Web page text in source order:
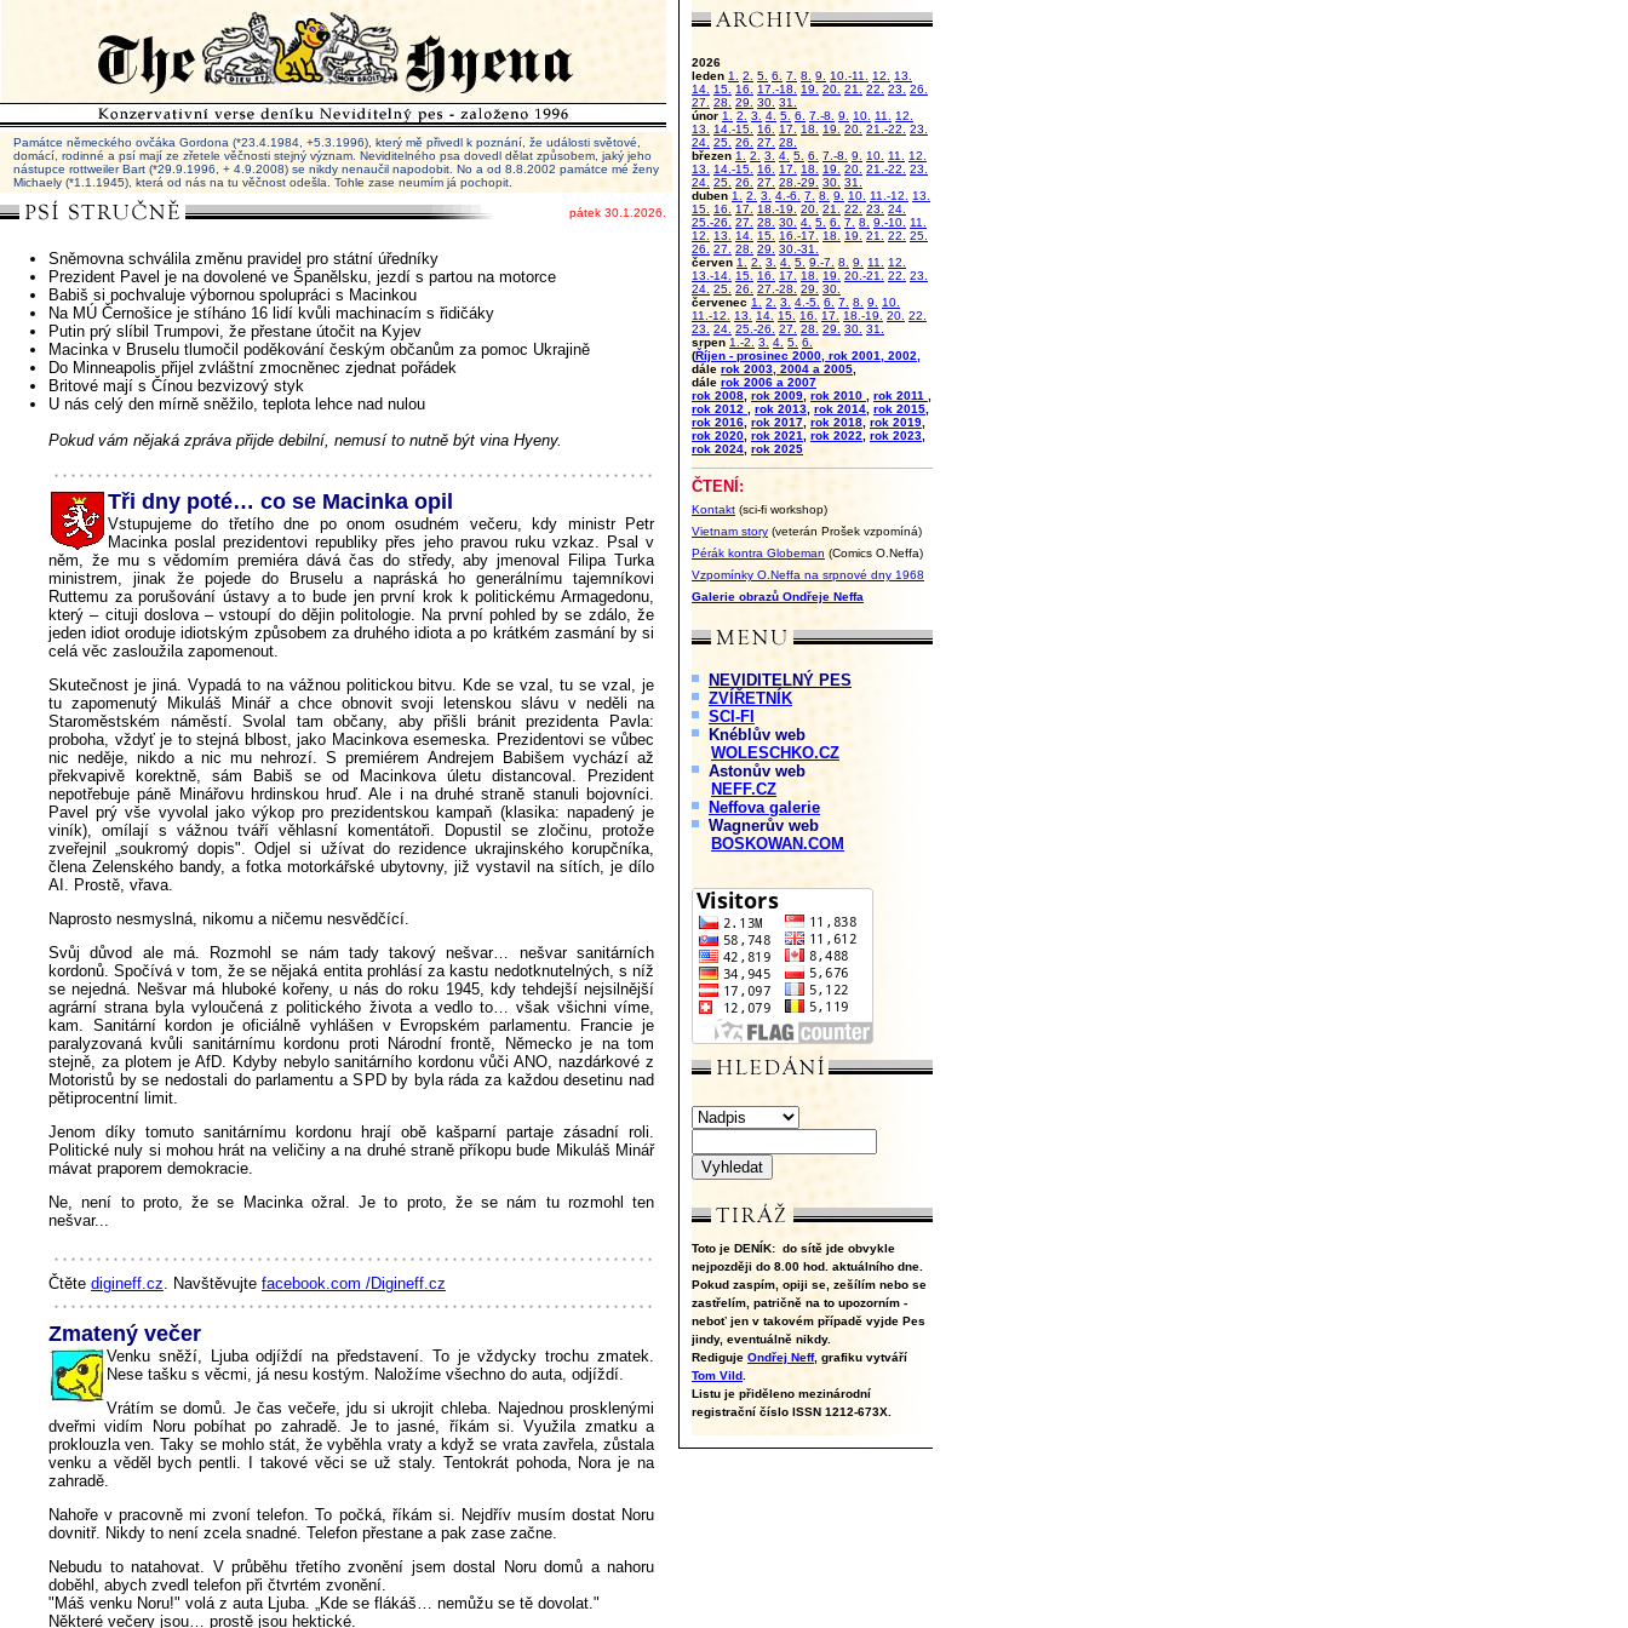
2026
leden 1. 2. 5. 6. 7. 8. 9. 10.-11. 12.
13.
14.
15. 16. 17.-18. 19. 20. 21. 22. 23.
26.
27.
28. 29. 30. 31.
únor 1. 2. 3. 4. 5. 6. 7.-8. 9. 10. 11.
12.
13.
14.-15. 16. 17. 18. 19. 20. 21.-22.
23.
24. 25. 26. 27.
28.
březen 1. 2. 3. 4. 5. 6. 7.-8. 9. 10. 11.
12.
13.
14.-15. 16. 17. 18. 19. 20. 21.-22.
23.
24. 25. 26. 27. 28.-29. 30. 31.
duben 1. 2. 3. 4.-6. 7. 8. 9. 10. 11.-12.
13.
15.
16. 17. 18.-19. 20. 21. 22. 23.
24.
25.-26.
27. 28. 30. 4. 5. 6. 7. 8. 9.-10.
11.
12.
13. 14. 15. 16.-17. 18. 19. 21. 22.
25.
26.
27. 28. 29.
30.-31.
červen 1. 2. 3. 4. 5. 9.-7. 8. 9. 11.
12.
13.-14.
15. 16. 17. 18. 19. 20.-21. 22.
23.
24. 25. 26. 27.-28. 29.
30.
červenec 1. 2. 3. 4.-5. 6. 7. 8. 9.
10.
11.-12.
13. 14. 15. 16. 17. 18.-19. 20. 22.
23.
24. 25.-26. 27. 28. 29. 30. 31.
srpen 1.-2. 3. 4. 5. 6.
(Říjen - prosinec 2000, rok 2001, 2002,
dále rok 2003, 2004 a 2005
dále rok 2006 a 2007
rok 2008 rok 2009 rok 2010 rok 2011
rok 2012
rok 2013 rok 2014 rok 2015
rok 2016 rok 2017 rok 2018 rok 2019
rok 2020 rok 2021 rok 2022 rok 2023
rok 2024 rok 2025
ČTENÍ:
Kontakt (sci-fi workshop)
Vietnam story (veterán Prošek vzpomíná)
Pérák kontra Globeman (Comics O.Neffa)
Vzpomínky O.Neffa na srpnové dny 1968
Galerie obrazů Ondřeje Neffa
NEVIDITELNÝ PES
ZVÍŘETNÍK
SCI-FI
Knéblův web
WOLESCHKO.CZ
Astonův web
NEFF.CZ
Neffova galerie
Wagnerův web
BOSKOWAN.COM
Toto je DENÍK: do sítě jde obvykle
nejpozději do 8.00 hod. aktuálního dne.
Pokud zaspím, opiji se, zešílím nebo se
zastřelím, patričně na to upozorním -
neboť jen v takovém případě vyjde Pes
jindy, eventuálně nikdy.
Rediguje Ondřej Neff, grafiku vytváří
Tom Vild
Listu je přiděleno mezinárodní
registrační číslo ISSN 1212-673X.
Památce německého ovčáka Gordona (*23.4.1984, +5.3.1996), který mě přivedl k poznání, že události světové,
domácí, rodinné a psí mají ze zřetele věčnosti stejný význam. Neviditelného psa dovedl dělat způsobem, jaký jeho
nástupce rottweiler Bart (*29.9.1996, + 4.9.2008) se nikdy nenaučil napodobit. No a od 8.8.2002 památce mé ženy
Michaely (*1.1.1945), která od nás na tu věčnost odešla. Tohle zase neumím já pochopit.
pátek 30.1.2026.
Sněmovna schválila změnu pravidel pro státní úředníky
Prezident Pavel je na dovolené ve Španělsku, jezdí s partou na motorce
Babiš si pochvaluje výbornou spolupráci s Macinkou
Na MÚ Černošice je stíháno 16 lidí kvůli machinacím s řidičáky
Putin prý slíbil Trumpovi, že přestane útočit na Kyjev
Macinka v Bruselu tlumočil poděkování českým občanům za pomoc Ukrajině
Do Minneapolis přijel zvláštní zmocněnec zjednat pořádek
Britové mají s Čínou bezvizový styk
U nás celý den mírně sněžilo, teplota lehce nad nulou
Pokud vám nějaká zpráva přijde debilní, nemusí to nutně být vina Hyeny.
Tři dny poté… co se Macinka opil
Vstupujeme do třetího dne po onom osudném večeru, kdy ministr Petr
Macinka poslal prezidentovi republiky přes jeho pravou ruku vzkaz. Psal v
něm, že mu s vědomím premiéra dává čas do středy, aby jmenoval Filipa Turka
ministrem, jinak že pojede do Bruselu a napráská ho generálnímu tajemníkovi
Ruttemu za porušování ústavy a to bude jen první krok k politickému Armagedonu,
který – cituji doslova – vstoupí do dějin politologie. Na první pohled by se zdálo, že
jeden idiot oroduje idiotským způsobem za druhého idiota a po krátkém zasmání by si
celá věc zasloužila zapomenout.
Skutečnost je jiná. Vypadá to na vážnou politickou bitvu. Kde se vzal, tu se vzal, je
tu zapomenutý Mikuláš Minář a chce obnovit svoji letenskou slávu v neděli na
Staroměstském náměstí. Svolal tam občany, aby přišli bránit prezidenta Pavla:
proboha, vždyť je to stejná blbost, jako Macinkova esemeska. Prezidentovi se vůbec
nic neděje, nikdo a nic mu nehrozí. S premiérem Andrejem Babišem vychází až
překvapivě korektně, sám Babiš se od Macinkova úletu distancoval. Prezident
nepotřebuje páně Minářovu hrdinskou hruď. Ale i na druhé straně stanuli bojovníci.
Pavel prý vše vyvolal jako výkop pro prezidentskou kampaň (klasika: napadený je
viník), omílají s vážnou tváří věhlasní komentátoři. Dopustil se zločinu, protože
zveřejnil „soukromý dopis". Odjel si užívat do rezidence ukrajinského korupčníka,
člena Zelenského bandy, a fotka motorkářské ubytovny, již vystavil na sítích, je dílo
AI. Prostě, vřava.
Naprosto nesmyslná, nikomu a ničemu nesvědčící.
Svůj důvod ale má. Rozmohl se nám tady takový nešvar… nešvar sanitárních
kordonů. Spočívá v tom, že se nějaká entita prohlásí za kastu nedotknutelných, s níž
se nejedná. Nešvar má hluboké kořeny, u nás do roku 1945, kdy tehdejší nejsilnější
agrární strana byla vyloučená z politického života a vedlo to… však všichni víme,
kam. Sanitární kordon je oficiálně vyhlášen v Evropském parlamentu. Francie je
paralyzovaná kvůli sanitárnímu kordonu proti Národní frontě, Německo je na tom
stejně, za plotem je AfD. Kdyby nebylo sanitárního kordonu vůči ANO, nazdárkové z
Motoristů by se nedostali do parlamentu a SPD by byla ráda za každou desetinu nad
pětiprocentní limit.
Jenom díky tomuto sanitárnímu kordonu hrají obě kašparní partaje zásadní roli.
Politické nuly si mohou hrát na veličiny a na druhé straně příkopu bude Mikuláš Minář
mávat praporem demokracie.
Ne, není to proto, že se Macinka ožral. Je to proto, že se nám tu rozmohl ten
nešvar...
Čtěte digineff.cz. Navštěvujte facebook.com /Digineff.cz
Zmatený večer
Venku sněží, Ljuba odjíždí na představení. To je vždycky trochu zmatek.
Nese tašku s věcmi, já nesu kostým. Naložíme všechno do auta, odjíždí.
Vrátím se domů. Je čas večeře, jdu si ukrojit chleba. Najednou prosklenými
dveřmi vidím Noru pobíhat po zahradě. Je to jasné, říkám si. Využila zmatku a
proklouzla ven. Taky se mohlo stát, že vyběhla vraty a když se vrata zavřela, zůstala
venku a věděl bych pentli. I takové věci se už staly. Tentokrát pohoda, Nora je na
zahradě.
Nahoře v pracovně mi zvoní telefon. To počká, říkám si. Nejdřív musím dostat Noru
dovnitř. Nikdy to není zcela snadné. Telefon přestane a pak zase začne.
Nebudu to natahovat. V průběhu třetího zvonění jsem dostal Noru domů a nahoru
doběhl, abych zvedl telefon při čtvrtém zvonění.
"Máš venku Noru!" volá z auta Ljuba. „Kde se flákáš… nemůžu se tě dovolat."
Některé večery jsou… prostě jsou hektické.